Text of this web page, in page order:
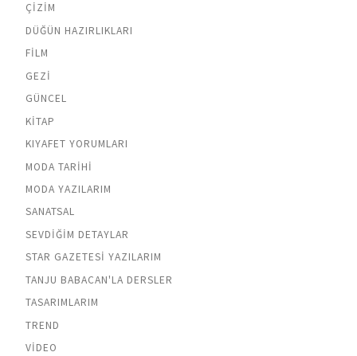
ÇIZIM
DÜĞÜN HAZIRLIKLARI
FILM
GEZI
GÜNCEL
KITAP
KIYAFET YORUMLARI
MODA TARIHI
MODA YAZILARIM
SANATSAL
SEVDIĞIM DETAYLAR
STAR GAZETESI YAZILARIM
TANJU BABACAN'LA DERSLER
TASARIMLARIM
TREND
VIDEO